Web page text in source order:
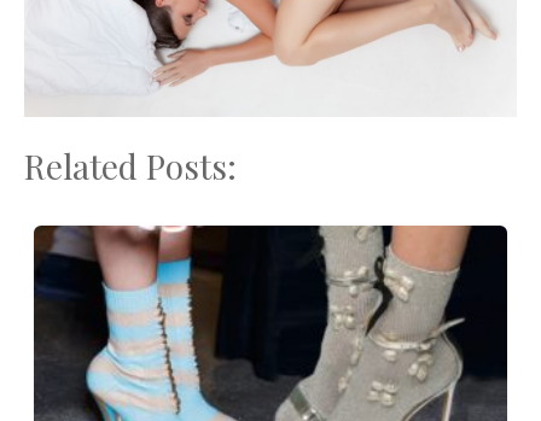
Related Posts: